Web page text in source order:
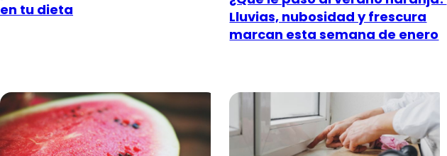
en tu dieta
Lluvias, nubosidad y frescura
marcan esta semana de enero